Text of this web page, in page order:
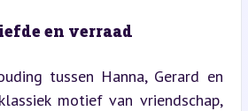
en verraad
tussen Hanna, Gerard en
motief van vriendschap,